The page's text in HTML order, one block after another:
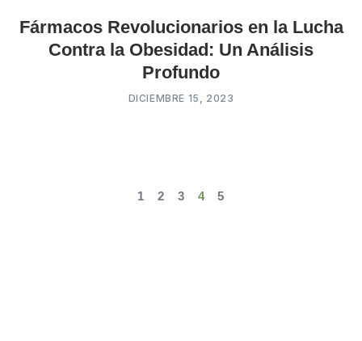
Fármacos Revolucionarios en la Lucha
Contra la Obesidad: Un Análisis
Profundo
DICIEMBRE 15, 2023
1 2 3 4 5